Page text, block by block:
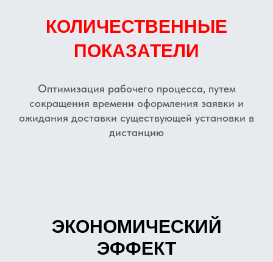
КОЛИЧЕСТВЕННЫЕ
ПОКАЗАТЕЛИ
Оптимизация рабочего процесса, путем
сокращения времени оформления заявки и
ожидания доставки существующей установки в
дистанцию
ЭКОНОМИЧЕСКИЙ
ЭФФЕКТ